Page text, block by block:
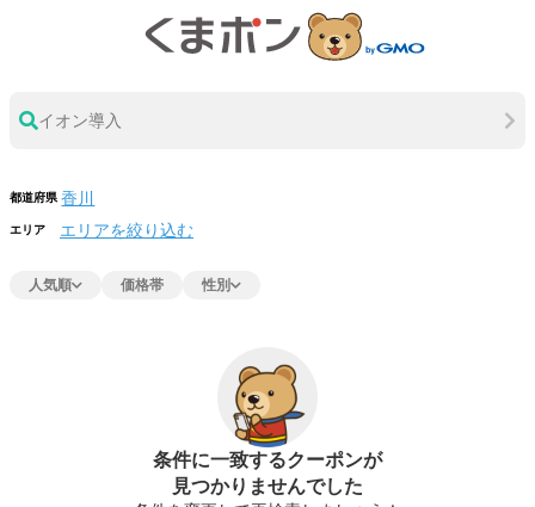
イオン導入
都道府県
エリア エリアを絞り込む
人気順 価格帯 性別
条件に一致するクーポンが
見つかりませんでした